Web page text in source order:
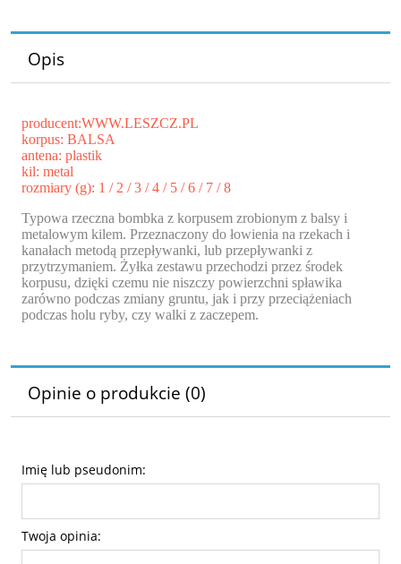
Opis
producent:WWW.LESZCZ.PL
korpus: BALSA
antena: plastik
kil: metal
rozmiary (g): 1 / 2 / 3 / 4 / 5 / 6 / 7 / 8
Typowa rzeczna bombka z korpusem zrobionym z balsy i
metalowym kilem. Przeznaczony do łowienia na rzekach i
kanałach metodą przepływanki, lub przepływanki z
przytrzymaniem. Żyłka zestawu przechodzi przez środek
korpusu, dzięki czemu nie niszczy powierzchni spławika
zarówno podczas zmiany gruntu, jak i przy przeciążeniach
podczas holu ryby, czy walki z zaczepem.
Opinie o produkcie (0)
Imię lub pseudonim:
Twoja opinia: